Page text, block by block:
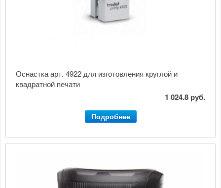
Оснастка арт. 4922 для изготовления круглой и
квадратной печати
1 024.8 руб.
Подробнее